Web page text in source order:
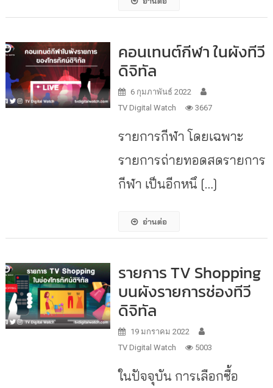
คอนเทนต์กีฬา ในผังทีวี
ดิจิทัล
6 กุมภาพันธ์ 2022
TV Digital Watch
3667
รายการกีฬา โดยเฉพาะ
รายการถ่ายทอดสดรายการ
กีฬา เป็นอีกหนึ […]
อ่านต่อ
รายการ TV Shopping
บนผังรายการช่องทีวี
ดิจิทัล
19 มกราคม 2022
TV Digital Watch
5003
ในปัจจุบัน การเลือกซื้อ